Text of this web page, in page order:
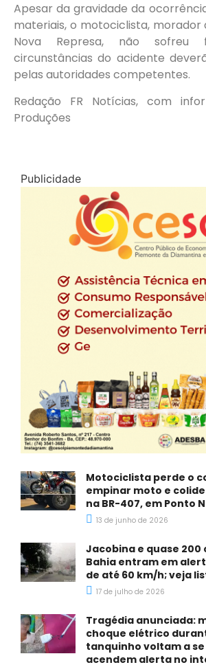
Apesar da gravidade da
materiais, o motociclista, morador
Nova Represa, não sofreu
circunstâncias do acidente
pelas autoridades competentes.
Redação FR Notícias, com
Produções
Publicidade
Motociclista perde o
empinar moto e
na BR-407, em Ponto
13 de junho de 2026
Jacobina e quase 200
Bahia entram em
de até 60 km/h; veja
17 de julho de 2026
Tragédia anunciada:
choque elétrico
tanquinho voltam a
acendem alerta no